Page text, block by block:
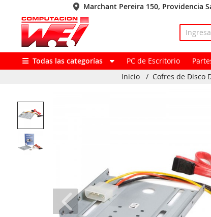
Marchant Pereira 150, Providencia
Todas las categorías PC de Escritorio
Inicio
/ Cofres de Disco